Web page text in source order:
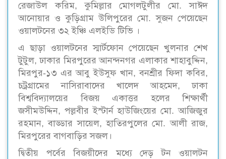
রেজাউল করিম, কুমিল্লার মোগলটুলীর মো. সাঈদ
আনোয়ার ও কুড়িগ্রাম উলিপুরের মো. সুজন পেয়েছেন
ওয়ালটনের ৩২ ইঞ্চি এলইডি টিভি ।
এ ছাড়া ওয়ালটনের স্মার্টফোন পেয়েছেন খুলনার শেখ
টুটুল, ঢাকার মিরপুরের আনন্দনগর এলাকার শাহাবুদ্দিন,
মিরপুর-১৩ এর আবু ইউসুফ খান, বনশ্রীর ফিদা কবির,
চট্রগ্রামের নাসিরাবাদের খালেদ আহমেদ, ঢাকা
বিশ্ববিদ্যালয়ের বিজয় একাত্তর হলের শিক্ষার্থী
জসীমউদ্দিন, পল্লবীর ইস্টার্ন হাউজিংয়ের মো. আজিজুর
রহমান, বাড্ডার সায়েল, হাতিরপুলের মো. আলী রাজ,
মিরপুরের বাগবাড়ির সজল।
দ্বিতীয় পর্বের বিজয়ীদের মধ্যে দেড় টন ওয়ালটন